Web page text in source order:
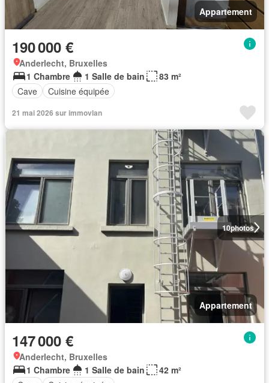
Appartement
190 000 €
Anderlecht, Bruxelles
1 Chambre
1 Salle de bain
83 m²
Cave
Cuisine équipée
21 mai 2026 sur immovlan
10photos
Appartement
147 000 €
Anderlecht, Bruxelles
1 Chambre
1 Salle de bain
42 m²